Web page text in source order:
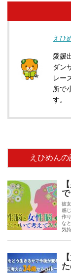
えひ
愛媛
ダン
レー
所で
す。
えひめん
彼
感
作
な
気